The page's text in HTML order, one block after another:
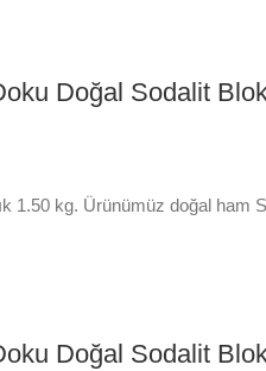
Doğal Sodalit
kg. Ürünümüz doğal ham
Doğal Sodalit